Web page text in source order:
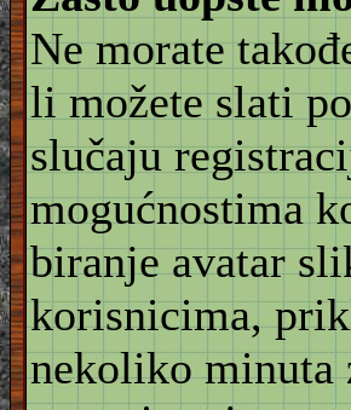
Ne morate
li možete slati
slučaju
mogućnostima
biranje avatar
korisnicima,
nekoliko minuta